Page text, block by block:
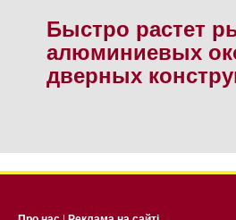
Быстро растет
алюминиевых
дверных